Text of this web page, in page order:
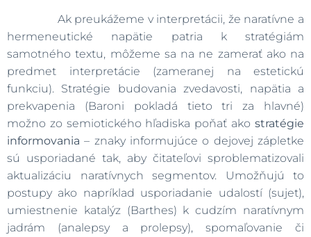
Ak preukážeme v interpretácii, že naratívne a
hermeneutické napätie patria k stratégiám
samotného textu, môžeme sa na ne zamerať ako na
predmet interpretácie (zameranej na estetickú
funkciu). Stratégie budovania zvedavosti, napätia a
prekvapenia (Baroni pokladá tieto tri za hlavné)
možno zo semiotického hľadiska poňať ako stratégie
informovania – znaky informujúce o dejovej zápletke
sú usporiadané tak, aby čitateľovi sproblematizovali
aktualizáciu naratívnych segmentov. Umožňujú to
postupy ako napríklad usporiadanie udalostí (sujet),
umiestnenie katalýz (Barthes) k cudzím naratívnym
jadrám (analepsy a prolepsy), spomaľovanie či